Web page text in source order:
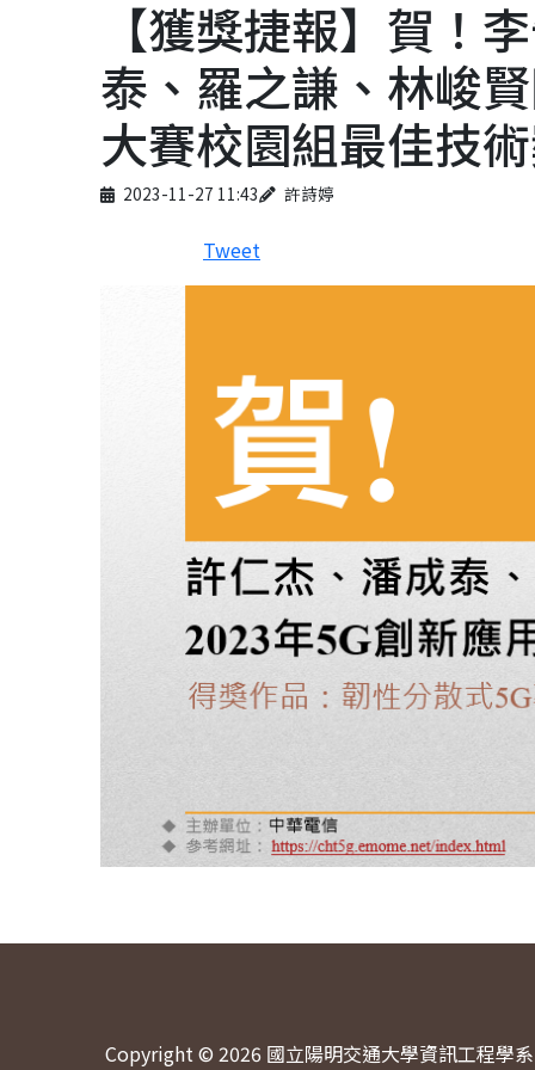
【獲獎捷報】賀！
泰、羅之謙、林峻
大賽校園組最佳技
Published on
2023-11-27 11:43
Author 許詩婷
Tweet
Copyright © 2026 國立陽明交通大學資訊工程學